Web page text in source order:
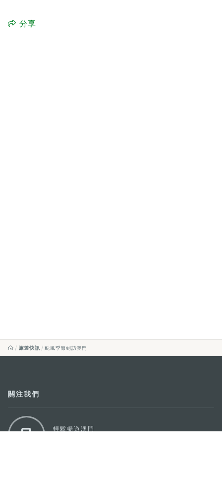
分享
旅遊快訊 颱風季節到訪澳門
關注我們
輕鬆暢遊澳門